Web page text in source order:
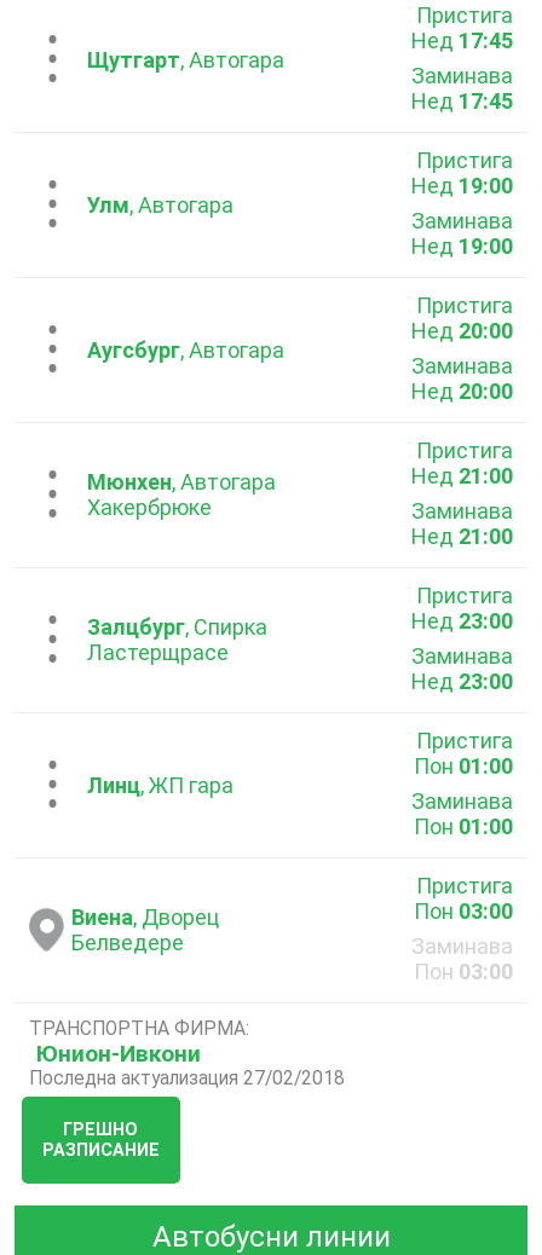
...Щутгарт, Автогара
Пристига
Нед 17:45
Заминава
Нед 17:45
...
Улм, Автогара
Пристига
Нед 19:00
Заминава
Нед 19:00
...Аугсбург, Автогара
Пристига
Нед 20:00
Заминава
Нед 20:00
...Мюнхен, Автогара
Хакербрюке
Пристига
Нед 21:00
Заминава
Нед 21:00
...Залцбург, Спирка
Ластерщрасе
Пристига
Нед 23:00
Заминава
Нед 23:00
...
Линц, ЖП гара
Пристига
Пон 01:00
Заминава
Пон 01:00
Виена, Дворец
Белведере
Пристига
Пон 03:00
Заминава
Пон 03:00
ТРАНСПОРТНА ФИРМА:
Юнион-Ивкони
Последна актуализация 27/02/2018
ГРЕШНО
РАЗПИСАНИЕ
Автобусни линии